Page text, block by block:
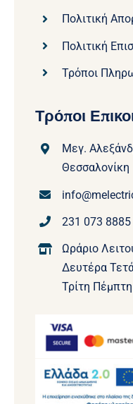
Πολιτική
Πολιτική
Τρόποι
Τρόποι
Μεγ.
Θεσσαλονίκη
231 073 8885
Ωράριο
Δευτέρα
Τρίτη